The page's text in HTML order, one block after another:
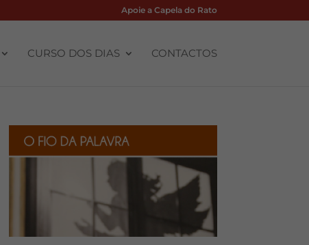
Apoie a Capela do Rato
CURSO DOS DIAS CONTACTOS